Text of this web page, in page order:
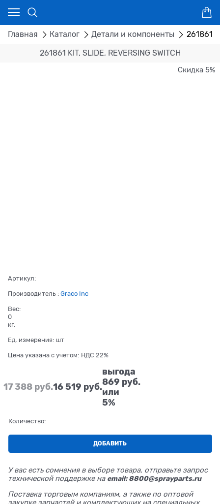
Главная Каталог Детали и компоненты 261861
261861 KIT, SLIDE, REVERSING SWITCH
Скидка 5%
Артикул:
Производитель : Graco Inc
Вес:
0
кг.
Ед. измерения: шт
Цена указана с учетом: НДС 22%
17 388 руб.16 519 руб.
выгода
869 руб.
или
5%
Количество:
ДОБАВИТЬ
У вас есть сомнения в выборе товара, отправьте запрос
технической поддержке на email: 8800@sprayparts.ru
Поставка торговым компаниям, а также по оптовой